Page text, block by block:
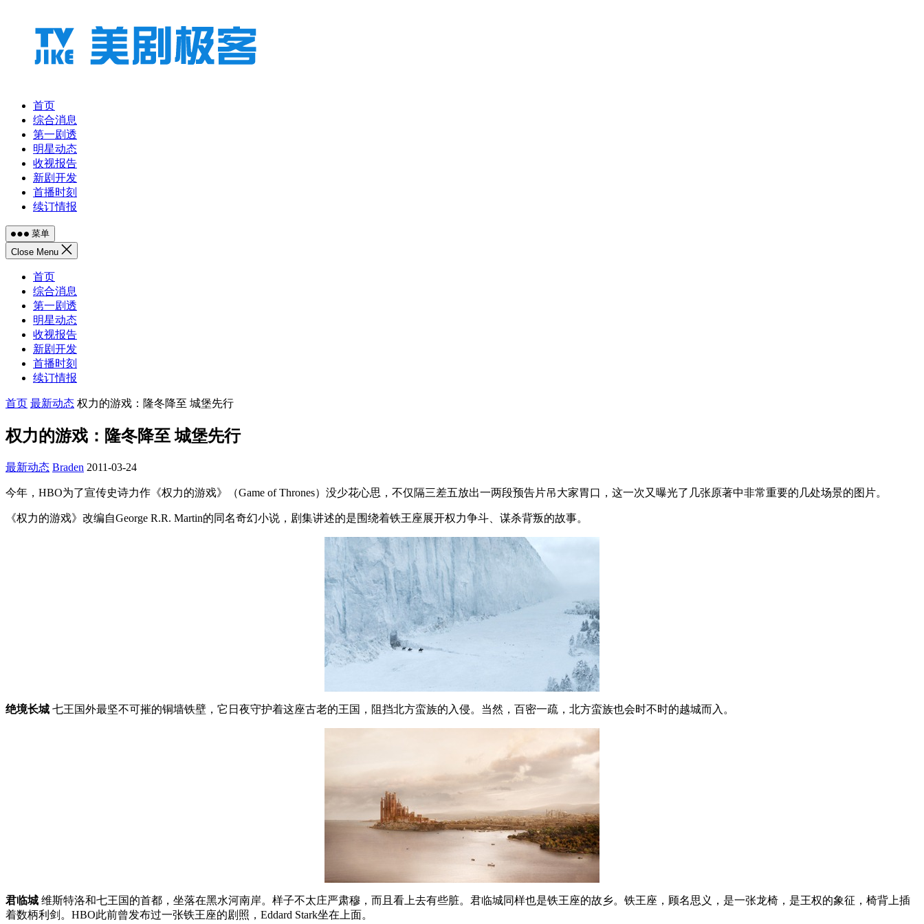
首页
综合消息
第一剧透
明星动态
收视报告
新剧开发
首播时刻
续订情报
菜单
Close Menu
首页
综合消息
第一剧透
明星动态
收视报告
新剧开发
首播时刻
续订情报
首页 最新动态 权力的游戏：隆冬降至 城堡先行
权力的游戏：隆冬降至 城堡先行
最新动态 Braden 2011-03-24
今年，HBO为了宣传史诗力作《权力的游戏》（Game of Thrones）没少花心思，不仅隔三差五放出一两段预告片吊大家胃口，这一次又曝光了几张原著中非常重要的几处场景的图片。
《权力的游戏》改编自George R.R. Martin的同名奇幻小说，剧集讲述的是围绕着铁王座展开权力争斗、谋杀背叛的故事。
绝境长城 七王国外最坚不可摧的铜墙铁壁，它日夜守护着这座古老的王国，阻挡北方蛮族的入侵。当然，百密一疏，北方蛮族也会时不时的越城而入。
君临城 维斯特洛和七王国的首都，坐落在黑水河南岸。样子不太庄严肃穆，而且看上去有些脏。君临城同样也是铁王座的故乡。铁王座，顾名思义，是一张龙椅，是王权的象征，椅背上插
着数柄利剑。HBO此前曾发布过一张铁王座的剧照，Eddard Stark坐在上面。